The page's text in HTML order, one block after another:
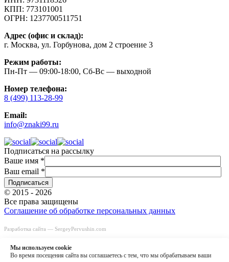
КПП: 773101001
ОГРН: 1237700511751
Адрес (офис и склад):
г. Москва, ул. Горбунова, дом 2 строение 3
Режим работы:
Пн-Пт — 09:00-18:00, Сб-Вс — выходной
Номер телефона:
8 (499) 113-28-99
Email:
info@znaki99.ru
Подписаться на рассылку
Ваше имя *
Ваш email *
© 2015 - 2026
Все права защищены
Соглашение об обработке персональных данных
Разработка сайта — SergeyPervushin.com
Мы используем сookie
Во время посещения сайта вы соглашаетесь с тем, что мы обрабатываем ваши
Быстрый заказ Заказать звонок
8 (499) 113-28-99